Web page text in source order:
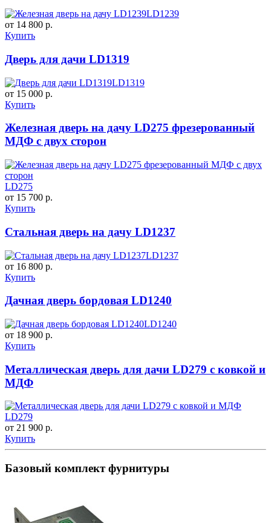
LD1239
от 14 800 р.
Купить
Дверь для дачи LD1319
LD1319
от 15 000 р.
Купить
Железная дверь на дачу LD275 фрезерованный
МДФ с двух сторон
LD275
от 15 700 р.
Купить
Стальная дверь на дачу LD1237
LD1237
от 16 800 р.
Купить
Дачная дверь бордовая LD1240
LD1240
от 18 900 р.
Купить
Металлическая дверь для дачи LD279 с ковкой и
МДФ
LD279
от 21 900 р.
Купить
Базовый комплект фурнитуры